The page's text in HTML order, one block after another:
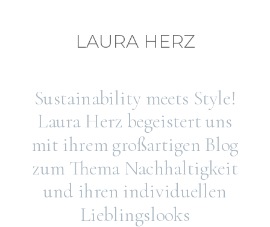
LAURA HERZ
Sustainability meets Style!
Laura Herz begeistert uns
mit ihrem großartigen Blog
zum Thema Nachhaltigkeit
und ihren individuellen
Lieblingslooks